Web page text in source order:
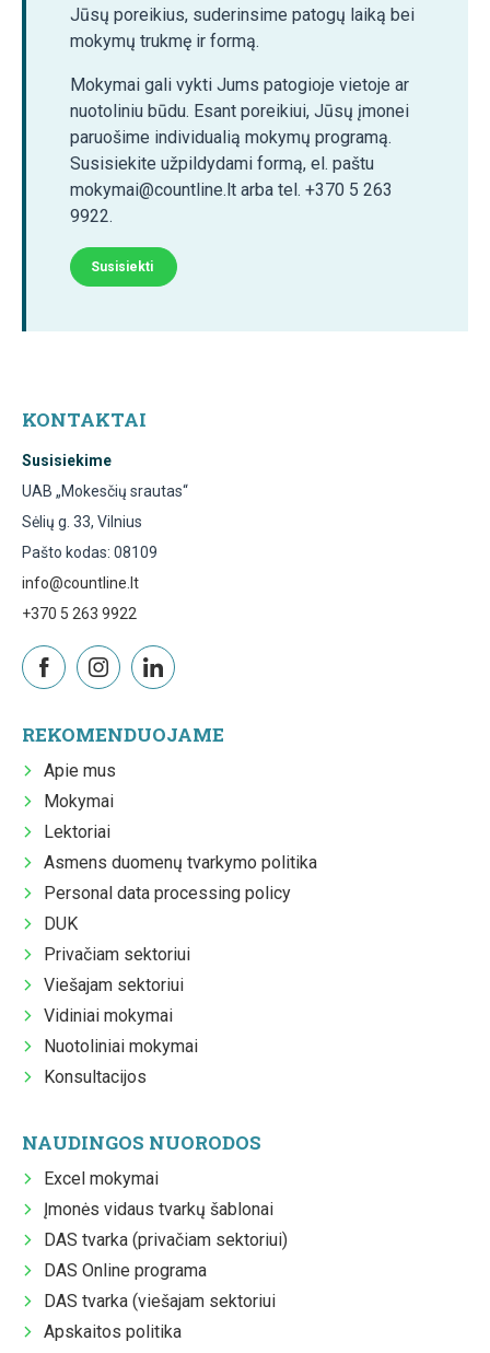
Jūsų poreikius, suderinsime patogų laiką bei
mokymų trukmę ir formą.
Mokymai gali vykti Jums patogioje vietoje ar
nuotoliniu būdu. Esant poreikiui, Jūsų įmonei
paruošime individualią mokymų programą.
Susisiekite užpildydami formą, el. paštu
mokymai@countline.lt arba tel. +370 5 263
9922.
Susisiekti
KONTAKTAI
Susisiekime
UAB „Mokesčių srautas“
Sėlių g. 33, Vilnius
Pašto kodas: 08109
info@countline.lt
+370 5 263 9922
REKOMENDUOJAME
Apie mus
Mokymai
Lektoriai
Asmens duomenų tvarkymo politika
Personal data processing policy
DUK
Privačiam sektoriui
Viešajam sektoriui
Vidiniai mokymai
Nuotoliniai mokymai
Konsultacijos
NAUDINGOS NUORODOS
Excel mokymai
Įmonės vidaus tvarkų šablonai
DAS tvarka (privačiam sektoriui)
DAS Online programa
DAS tvarka (viešajam sektoriui
Apskaitos politika